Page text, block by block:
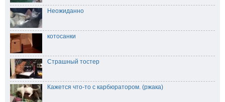
Неожиданно
котосанки
Страшный тостер
Кажется что-то с карбюратором. (ржака)